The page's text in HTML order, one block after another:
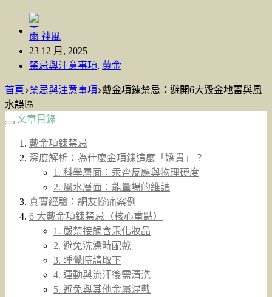
雨 神風
23 12 月, 2025
禁忌與注意事項, 黃金
首頁 禁忌與注意事項 戴金項鍊禁忌：避開6大毀金地雷與風
水誤區
文章目錄
戴金項鍊禁忌
深度解析：為什麼金項鍊這麼「嬌貴」？
1. 科學層面：汞齊反應與物理硬度
2. 風水層面：能量場的維護
真實經驗：網友慘痛案例
6 大戴金項鍊禁忌（核心重點）
1. 嚴禁接觸含汞化妝品
2. 避免洗澡時配戴
3. 睡覺時請取下
4. 運動與流汗後需清洗
5. 避免與其他金屬混戴